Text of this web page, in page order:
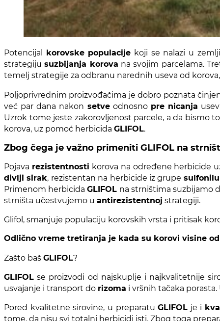
Potencijal korovske populacije koji se nalazi u
strategijusuzbijanja korova na svojim parcelama.
temelj strategije za odbranu narednih useva od
Poljoprivrednim proizvođačima je dobro poznata
već par dana nakon setveodnosno pre nicanja
Uzrok tome jeste zakorovljenost parcele, a da bismo
korova, uz pomoć herbicida GLIFOL.
Zbog čega je važno primeniti GLIFOL na
Pojava rezistentnosti korova na određene herbicide
divlji sirak, rezistentan na herbicide iz grupe
Primenom herbicidaGLIFOL na strništima suzbijamo
strništa učestvujemo u antirezistentnoj strategiji.
Glifol, smanjuje populaciju korovskih vrsta i pritisak
Odlično vreme tretiranja je kada su korovi visine
Zašto baš GLIFOL?
GLIFOL se proizvodi od najskuplje i najkvalitetnije
usvajanje i transport do rizoma i vršnih tačaka
Pored kvalitetne sirovine, u preparatuGLIFOL je i
tome, da nisu svi totalni herbicidi isti. Zbog toga